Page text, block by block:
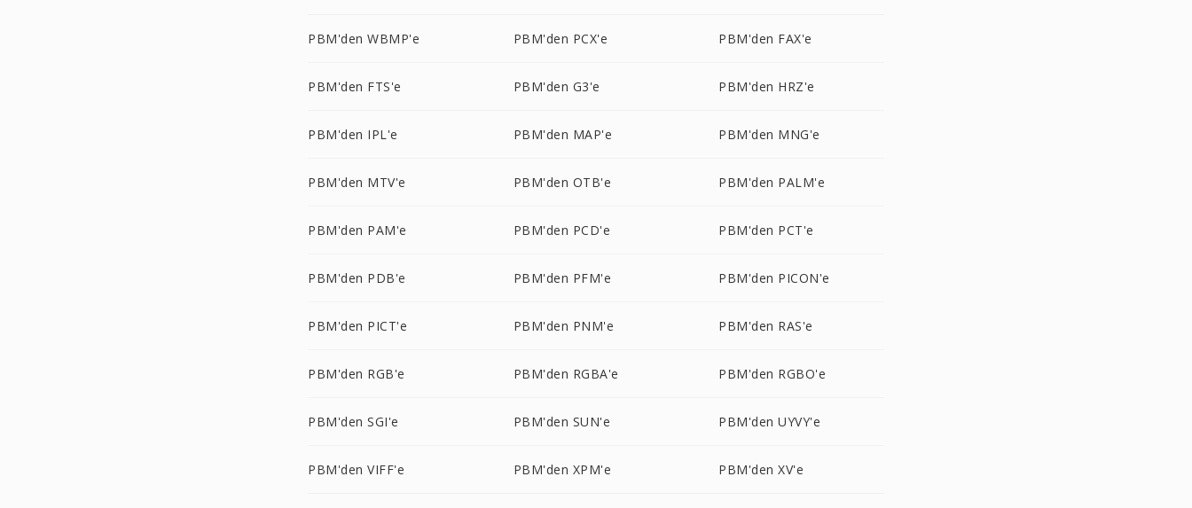
PBM'den WBMP'e PBM'den PCX'e PBM'den FAX'e
PBM'den FTS'e PBM'den G3'e PBM'den HRZ'e
PBM'den IPL'e PBM'den MAP'e PBM'den MNG'e
PBM'den MTV'e PBM'den OTB'e PBM'den PALM'e
PBM'den PAM'e PBM'den PCD'e PBM'den PCT'e
PBM'den PDB'e PBM'den PFM'e PBM'den PICON'e
PBM'den PICT'e PBM'den PNM'e PBM'den RAS'e
PBM'den RGB'e PBM'den RGBA'e PBM'den RGBO'e
PBM'den SGI'e PBM'den SUN'e PBM'den UYVY'e
PBM'den VIFF'e PBM'den XPM'e PBM'den XV'e